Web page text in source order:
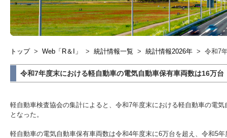
トップ > Web「R＆I」 > 統計情報一覧 > 統計情報2026年 > 令和7
令和7年度末における軽自動車の電気自動車保有車両数は16万台
軽自動車検査協会の集計によると、令和7年度末における軽自動車の電
となった。
軽自動車の電気自動車保有車両数は令和4年度末に6万台を超え、令和5